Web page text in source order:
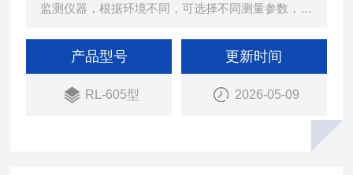
监测仪器，根据环境不同，可选择不同测量参数，监
在吸收国外（如西门子、ABB、美国热电等公司）同
类产品优点的基础上，针对 目前天然气成份以及干
法/湿法净化设备特点而专门设计。
产品型号
RL-605型
更新时间
2026-05-09